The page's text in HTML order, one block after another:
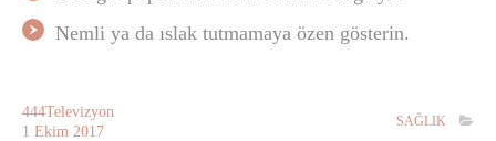
Nemli ya da ıslak tutmamaya özen gösterin.
444Televizyon
1 Ekim 2017
SAĞLIK